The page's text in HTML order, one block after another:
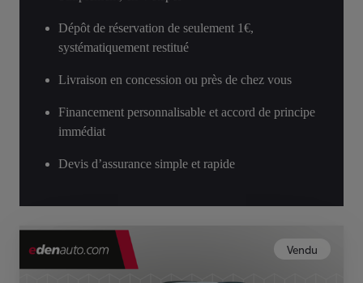
Dépôt de réservation de seulement 1€,
systématiquement restitué
Livraison en concession ou près de chez vous
Financement personnalisable et accord de principe
immédiat
Devis d’assurance simple et rapide
Vendu